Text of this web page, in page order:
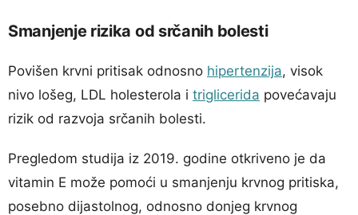
Smanjenje rizika od srčanih bolesti
Povišen krvni pritisak odnosno hipertenzija, visok
nivo lošeg, LDL holesterola i triglicerida povećavaju
rizik od razvoja srčanih bolesti.
Pregledom studija iz 2019. godine otkriveno je da
vitamin E može pomoći u smanjenju krvnog pritiska,
posebno dijastolnog, odnosno donjeg krvnog